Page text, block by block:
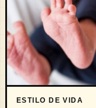
ESTILO DE VIDA